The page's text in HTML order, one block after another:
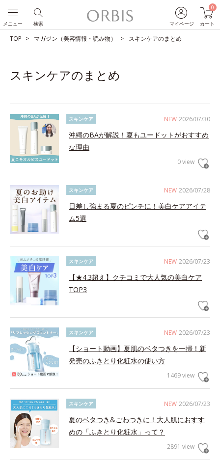
マイページ
0
カート
検索
メニュー
TOP マガジン（美容情報・読み物） スキンケアのまとめ
スキンケアのまとめ
NEW 2026/07/30
スキンケア
沖縄のBAが解説！夏もユードットがおすすめ
な理由
0 view
NEW 2026/07/28
スキンケア
日差し強まる夏のピンチに！美白ケアアイテ
ム5選
NEW 2026/07/23
スキンケア
【★4.3超え】クチコミで大人気の美白ケア
TOP3
NEW 2026/07/23
スキンケア
【ショート動画】夏肌のベタつきを一掃！新
発売のふきとり化粧水の使い方
1469 view
NEW 2026/07/23
スキンケア
夏のベタつき&ごわつきに！大人肌におすす
めの「ふきとり化粧水」って？
2891 view